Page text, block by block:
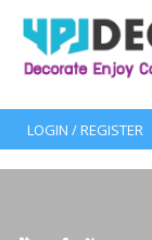
content
LOGIN / REGISTER